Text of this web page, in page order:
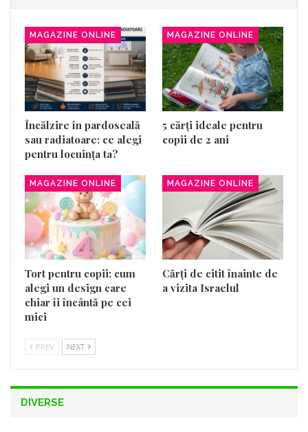
MAGAZINE ONLINE
Încălzire în pardoseală
sau radiatoare: ce alegi
pentru locuința ta?
MAGAZINE ONLINE
5 cărți ideale pentru
copii de 2 ani
MAGAZINE ONLINE
Tort pentru copii: cum
alegi un design care
chiar îi încântă pe cei
mici
MAGAZINE ONLINE
Cărți de citit înainte de
a vizita Israelul
PREV NEXT
DIVERSE